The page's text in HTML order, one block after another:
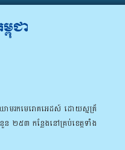
ពុជា
ឈាម​រក​មេ​រោគ​​អេដស៍ ដោយ​ស្មគ្រ័​
ន ២៥៣ កន្លែង​នៅគ្រប់​ខេត្ត​ទាំង​